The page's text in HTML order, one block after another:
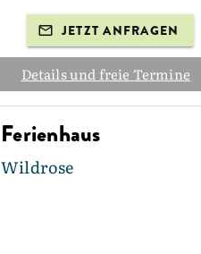
JETZT ANFRAGEN
Details und freie Termine
Ferienhaus
Wildrose